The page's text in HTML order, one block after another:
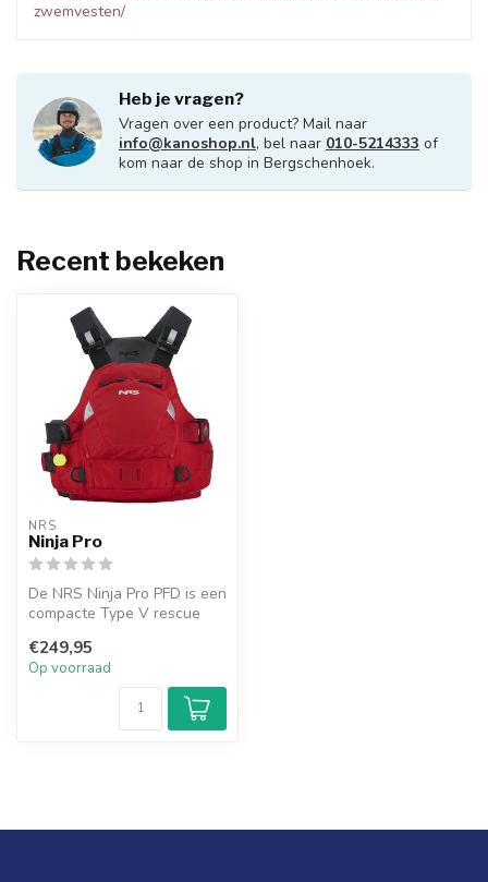
zwemvesten/
Heb je vragen?
Vragen over een product? Mail naar
info@kanoshop.nl, bel naar 010-5214333 of
kom naar de shop in Bergschenhoek.
Recent bekeken
NRS
Ninja Pro
De NRS Ninja Pro PFD is een
compacte Type V rescue
qu...
€249,95
Op voorraad